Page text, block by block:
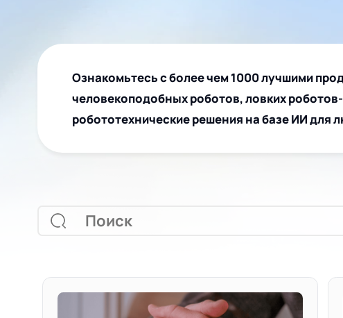
Ознакомьтесь с более чем 1000 лучшими
человекоподобных роботов, ловких
робототехнические решения на базе ИИ для